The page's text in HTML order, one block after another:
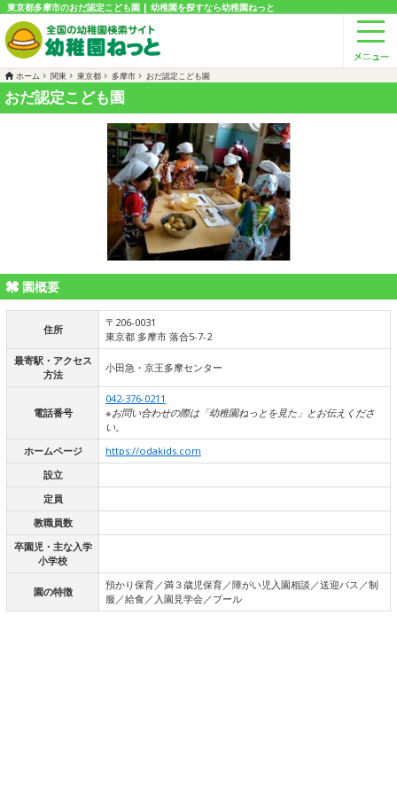
東京都多摩市のおだ認定こども園 | 幼稚園を探すなら幼稚園ねっと
ホーム 関東 東京都 多摩市 おだ認定こども園
おだ認定こども園
園概要
住所
〒206-0031
東京都 多摩市 落合5-7-2
最寄駅・アクセス
方法
小田急・京王多摩センター
電話番号
042-376-0211
※お問い合わせの際は「幼稚園ねっとを見た」とお伝えくださ
い。
ホームページ
https://odakids.com
設立
定員
教職員数
卒園児・主な入学
小学校
園の特徴
預かり保育／満３歳児保育／障がい児入園相談／送迎バス／制
服／給食／入園見学会／プール